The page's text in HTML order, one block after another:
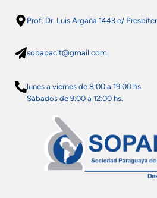
Prof. Dr. Luis Argaña 1443 e/
sopapacit@gmail.com
lunes a viernes de 8:00 a 19:00 hs.
Sábados de 9:00 a 12:00 hs.